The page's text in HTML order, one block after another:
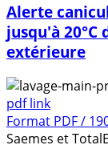
Alerte
jusqu'à
extérieure
pdf link
Format PDF /
Saemes et